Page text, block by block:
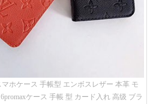
マホケース 手帳型 エンボスレザー 本革 モ
ケース 手帳 型 カード入れ 高级 ブラ